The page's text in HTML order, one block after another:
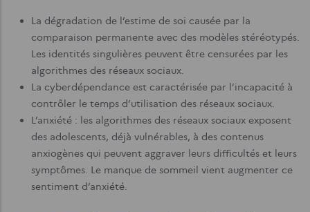
La dégradation de l’estime de soi causée par la
comparaison permanente avec des modèles stéréotypés.
Les identités singulières peuvent être censurées par les
algorithmes des réseaux sociaux.
La cyberdépendance est caractérisée par l’incapacité à
contrôler le temps d’utilisation des réseaux sociaux.
L’anxiété : les algorithmes des réseaux sociaux exposent
des adolescents, déjà vulnérables, à des contenus
anxiogènes qui peuvent aggraver leurs difficultés et leurs
symptômes. Le manque de sommeil vient augmenter ce
sentiment d’anxiété.